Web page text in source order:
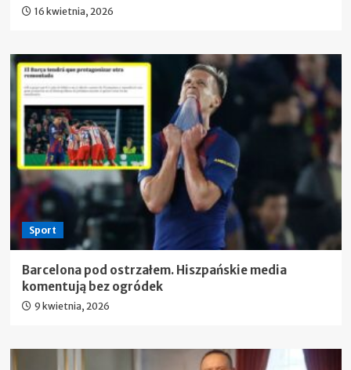
16 kwietnia, 2026
Sport
Barcelona pod ostrzałem. Hiszpańskie media
komentują bez ogródek
9 kwietnia, 2026